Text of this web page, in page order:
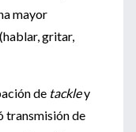
mayor
gritar,
de tackley
transmisión de